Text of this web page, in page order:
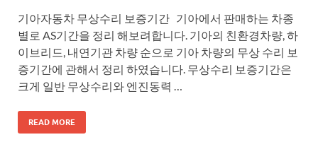
기아자동차 무상수리 보증기간 기아에서 판매하는 차종
별로 AS기간을 정리 해보려합니다. 기아의 친환경차량, 하
이브리드, 내연기관 차량 순으로 기아 차량의 무상 수리 보
증기간에 관해서 정리 하였습니다. 무상수리 보증기간은
크게 일반 무상수리와 엔진동력 …
READ MORE